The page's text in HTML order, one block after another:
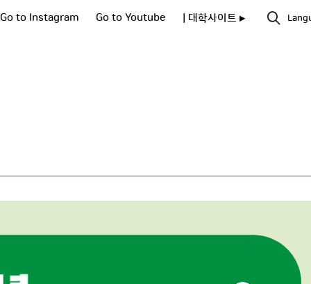
Go to Instagram Go to Youtube | 대학사이트 ▸